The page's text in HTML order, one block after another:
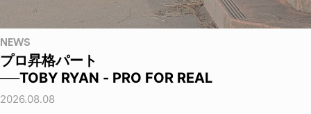
NEWS
プロ昇格パート
──TOBY RYAN - PRO FOR REAL
2026.08.08